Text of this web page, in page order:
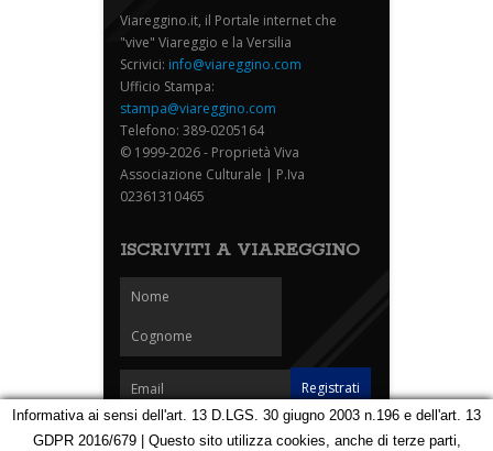
Viareggino.it, il Portale internet che
"vive" Viareggio e la Versilia
Scrivici: info@viareggino.com
Ufficio Stampa:
stampa@viareggino.com
Telefono: 389-0205164
© 1999-2026 - Proprietà Viva
Associazione Culturale | P.Iva
02361310465
ISCRIVITI A VIAREGGINO
Informativa ai sensi dell'art. 13 D.LGS. 30 giugno 2003 n.196 e dell'art. 13
GDPR 2016/679 | Questo sito utilizza cookies, anche di terze parti,